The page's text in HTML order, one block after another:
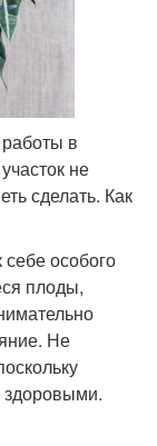
в
не
сделать. Как
особого
плоды,
Не
здоровыми.